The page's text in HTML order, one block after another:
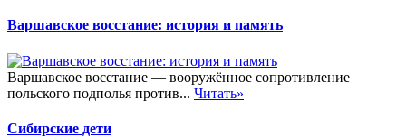
Варшавское восстание: история и память
Варшавское восстание — вооружённое сопротивление
польского подполья против... Читать»
Сибирские дети